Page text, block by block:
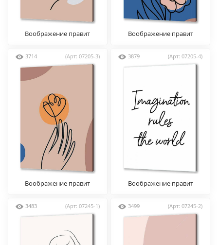
Воображение правит
Воображение правит
3714 (Арт: 07205-3)
Воображение правит
3879 (Арт: 07205-4)
Воображение правит
3483 (Арт: 07245-1) 3499 (Арт: 07245-2)